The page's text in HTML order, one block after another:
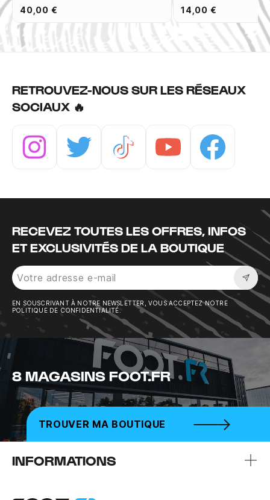
40,00 € 14,00 €
RETROUVEZ-NOUS SUR LES RÉSEAUX
SOCIAUX 🔥
RECEVEZ TOUTES LES OFFRES, INFOS
ET EXCLUSIVITÉS DE LA BOUTIQUE
EN SOUSCRIVANT À NOTRE NEWSLETTER, VOUS ACCEPTEZ NOTRE
POLITIQUE DE CONFIDENTIALITÉ.
8 MAGASINS FOOT.FR
TROUVER MA BOUTIQUE
INFORMATIONS